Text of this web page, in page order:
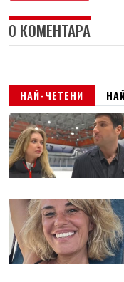
0 КОМЕНТАРА
НАЙ-ЧЕТЕНИ